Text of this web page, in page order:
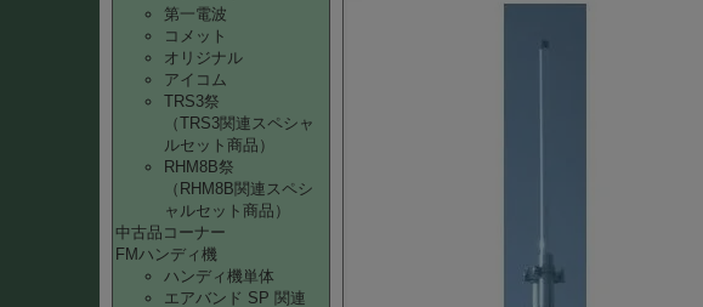
第一電波
コメット
オリジナル
アイコム
TRS3祭
（TRS3関連スペシャ
ルセット商品）
RHM8B祭
（RHM8B関連スペシ
ャルセット商品）
中古品コーナー
FMハンディ機
ハンディ機単体
エアバンド SP 関連